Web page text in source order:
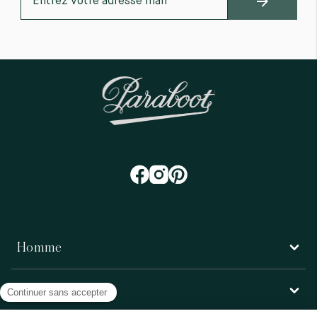
Homme
Femme